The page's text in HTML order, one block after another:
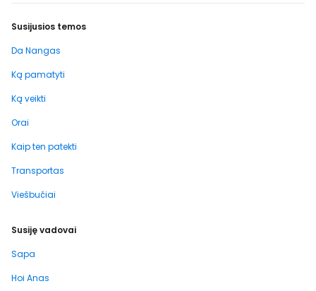
Susijusios temos
Da Nangas
Ką pamatyti
Ką veikti
Orai
Kaip ten patekti
Transportas
Viešbučiai
Susiję vadovai
Sapa
Hoi Anas